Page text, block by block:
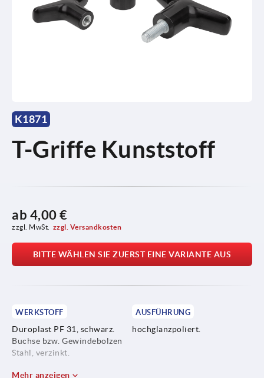
K1871
T-Griffe Kunststoff
ab 4,00 €
zzgl. MwSt. zzgl. Versandkosten
BITTE WÄHLEN SIE ZUERST EINE VARIANTE AUS
WERKSTOFF
Duroplast PF 31, schwarz.
Buchse bzw. Gewindebolzen
Stahl, verzinkt.
AUSFÜHRUNG
hochglanzpoliert.
Mehr anzeigen